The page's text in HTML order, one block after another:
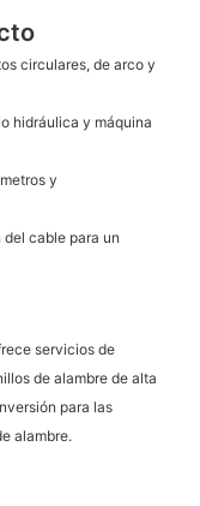
circulares, de arco y
hidráulica y máquina
y
cable para un
servicios de
de alambre de alta
para las
alambre.